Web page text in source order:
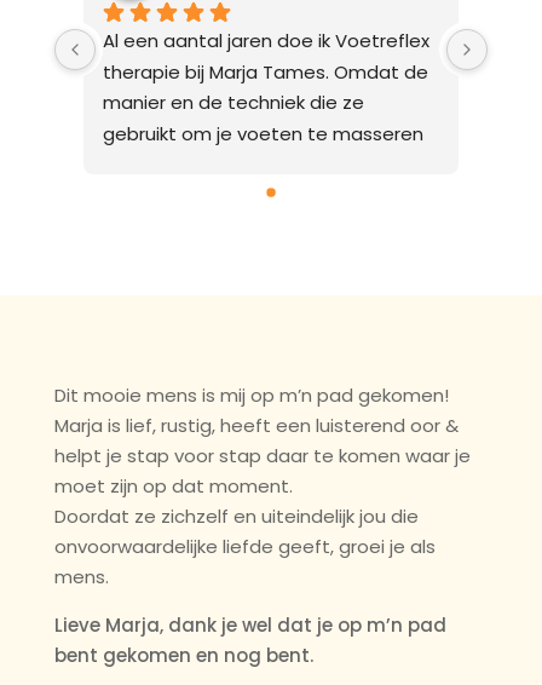
Al een aantal jaren doe ik Voetreflex
therapie bij Marja Tames. Omdat de
manier en de techniek die ze
gebruikt om je voeten te masseren
gelijk het verschil voor en na de
Dit mooie mens is mij op m’n pad gekomen!
Marja is lief, rustig, heeft een luisterend oor &
helpt je stap voor stap daar te komen waar je
moet zijn op dat moment.
Doordat ze zichzelf en uiteindelijk jou die
onvoorwaardelijke liefde geeft, groei je als
mens.
Lieve Marja, dank je wel dat je op m’n pad
bent gekomen en nog bent.